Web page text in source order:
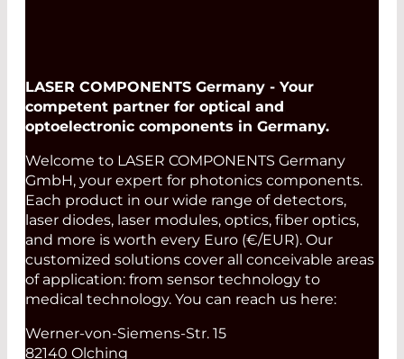
LASER COMPONENTS Germany - Your
competent partner for optical and
optoelectronic components in Germany.
Welcome to LASER COMPONENTS Germany
GmbH, your expert for photonics components.
Each product in our wide range of detectors,
laser diodes, laser modules, optics, fiber optics,
and more is worth every Euro (€/EUR). Our
customized solutions cover all conceivable areas
of application: from sensor technology to
medical technology. You can reach us here:
Werner-von-Siemens-Str. 15
82140 Olching